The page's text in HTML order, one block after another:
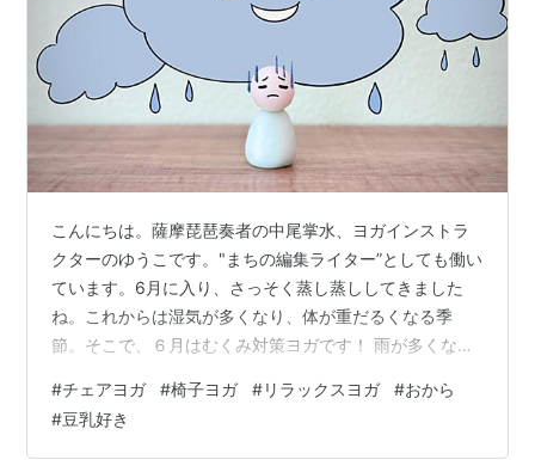
こんにちは。薩摩琵琶奏者の中尾掌水、ヨガインストラ
クターのゆうこです。"まちの編集ライター”としても働い
ています。6月に入り、さっそく蒸し蒸ししてきました
ね。これからは湿気が多くなり、体が重だるくなる季
節。そこで、６月はむくみ対策ヨガです！ 雨が多くなる
多いと思います 湿度が高くなるので、いつもよりむくみ
やすくなるのですが、この時期は「冷え」によるむくみ
もあります。暑くなるにつれ、冷たい飲み物ばかり飲ん
#チェアヨガ #椅子ヨガ #リラックスヨガ #おから
#豆乳好き